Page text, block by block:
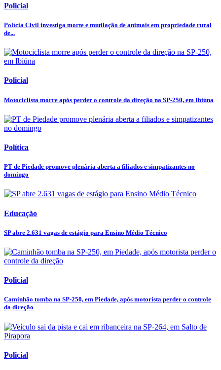
Policial
Polícia Civil investiga morte e mutilação de animais em propriedade rural
de...
Policial
Motociclista morre após perder o controle da direção na SP-250, em Ibiúna
Política
PT de Piedade promove plenária aberta a filiados e simpatizantes no
domingo
Educação
SP abre 2.631 vagas de estágio para Ensino Médio Técnico
Policial
Caminhão tomba na SP-250, em Piedade, após motorista perder o controle
da direção
Policial